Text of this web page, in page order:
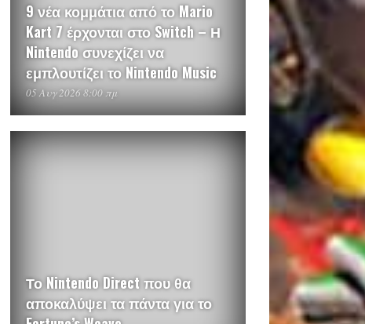
9 νέα κομμάτια από το Mario
Kart 7 έρχονται στο Switch – Η
Nintendo συνεχίζει να
εμπλουτίζει το Nintendo Music
05 Αυγ 2026 8:00 πμ
Το Nintendo Direct που θα
αποκαλύψει τα πάντα για το